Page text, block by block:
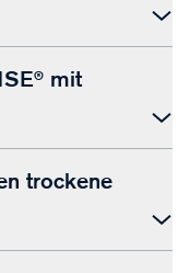
mit
trockene